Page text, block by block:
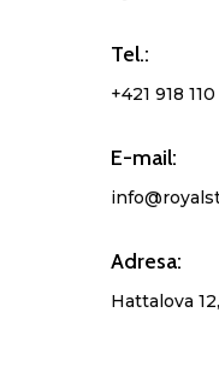
Tel.:
+421 918
E-mail:
Adresa:
Hattalova